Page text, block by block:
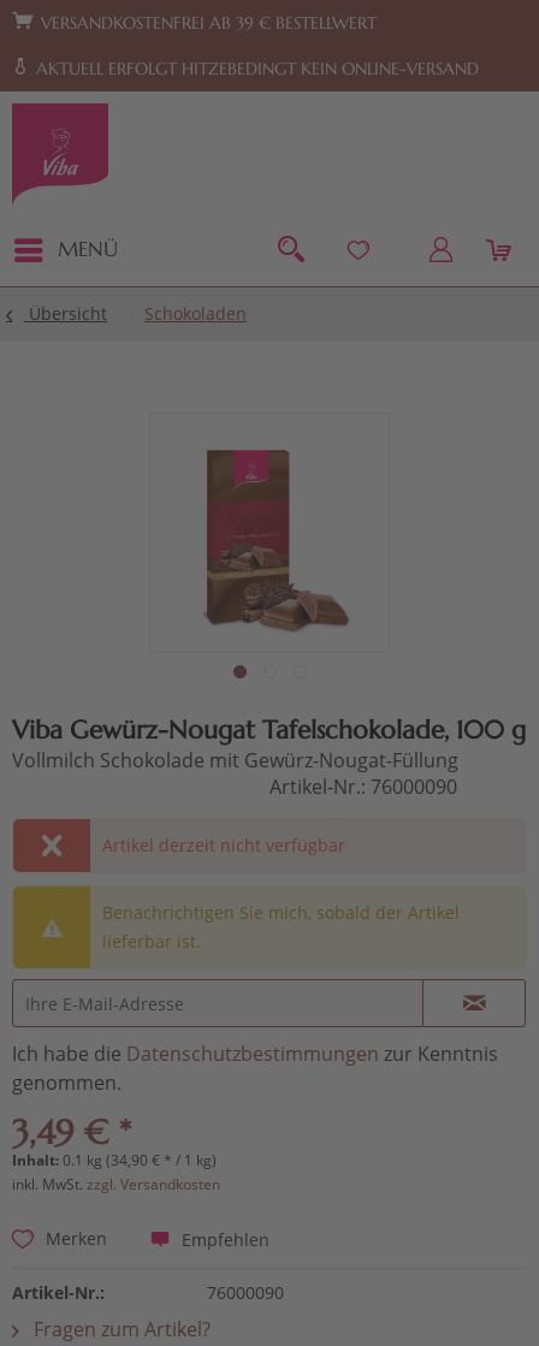
Zur Hauptnavigation springen Zum Footer springen
VERSANDKOSTENFREI AB 39 € BESTELLWERT
AKTUELL ERFOLGT HITZEBEDINGT KEIN ONLINE-VERSAND
MENÜ
Übersicht Schokoladen
Viba Gewürz-Nougat Tafelschokolade, 100 g
Vollmilch Schokolade mit Gewürz-Nougat-Füllung
Artikel-Nr.: 76000090
Artikel derzeit nicht verfügbar
Benachrichtigen Sie mich, sobald der Artikel
lieferbar ist.
Ich habe die Datenschutzbestimmungen zur Kenntnis
genommen.
3,49 € *
Inhalt:0.1 kg (34,90 € * / 1 kg)
inkl. MwSt. zzgl. Versandkosten
Merken Empfehlen
Artikel-Nr.: 76000090
Fragen zum Artikel?